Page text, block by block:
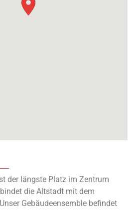
der längste Platz im Zentrum
die Altstadt mit dem
Gebäudeensemble befindet